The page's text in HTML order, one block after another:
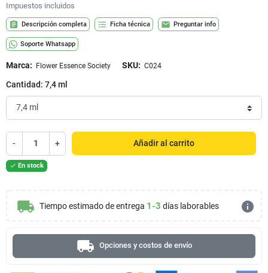
Impuestos incluidos
assignment Descripción completa format_list_bulleted Ficha técnica mail Preguntar info
Soporte Whatsapp
Marca: Flower Essence Society SKU: C024
Cantidad: 7,4 ml
- + Añadir al carrito
 En stock
local_shipping Tiempo estimado de entrega 1-3 días laborables info
local_shipping Opciones y costos de envío